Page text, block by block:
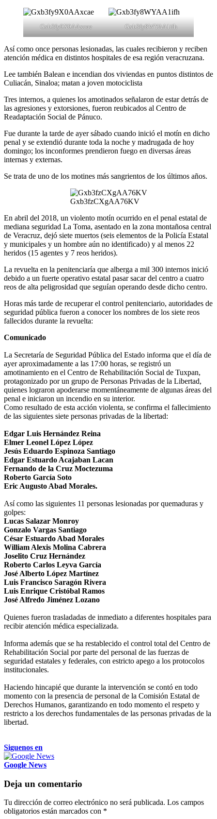
Gxb3fy9X0AAxcae Gxb3fy8WYAA1ifh
Así como once personas lesionadas, las cuales recibieron y reciben
atención médica en distintos hospitales de esa región veracruzana.
Lee también Balean e incendian dos viviendas en puntos distintos de
Culiacán, Sinaloa; matan a joven motociclista
Tres internos, a quienes los amotinados señalaron de estar detrás de
las agresiones y extorsiones, fueron reubicados al Centro de
Readaptación Social de Pánuco.
Fue durante la tarde de ayer sábado cuando inició el motín en dicho
penal y se extendió durante toda la noche y madrugada de hoy
domingo; los inconformes prendieron fuego en diversas áreas
internas y externas.
Se trata de uno de los motines más sangrientos de los últimos años.
Gxb3fzCXgAA76KV
En abril del 2018, un violento motín ocurrido en el penal estatal de
mediana seguridad La Toma, asentado en la zona montañosa central
de Veracruz, dejó siete muertos (seis elementos de la Policía Estatal
y municipales y un hombre aún no identificado) y al menos 22
heridos (15 agentes y 7 reos heridos).
La revuelta en la penitenciaría que alberga a mil 300 internos inició
debido a un fuerte operativo estatal pasar sacar del centro a cuatro
reos de alta peligrosidad que seguían operando desde dicho centro.
Horas más tarde de recuperar el control penitenciario, autoridades de
seguridad pública fueron a conocer los nombres de los siete reos
fallecidos durante la revuelta:
Comunicado
La Secretaría de Seguridad Pública del Estado informa que el día de
ayer aproximadamente a las 17:00 horas, se registró un
amotinamiento en el Centro de Rehabilitación Social de Tuxpan,
protagonizado por un grupo de Personas Privadas de la Libertad,
quienes lograron apoderarse momentáneamente de algunas áreas del
penal e iniciaron un incendio en su interior.
Como resultado de esta acción violenta, se confirma el fallecimiento
de las siguientes siete personas privadas de la libertad:
Edgar Luis Hernández Reina
Elmer Leonel López López
Jesús Eduardo Espinoza Santiago
Edgar Estuardo Acajaban Lacan
Fernando de la Cruz Moctezuma
Roberto García Soto
Eric Augusto Abad Morales.
Así como las siguientes 11 personas lesionadas por quemaduras y
golpes:
Lucas Salazar Monroy
Gonzalo Vargas Santiago
César Estuardo Abad Morales
William Alexis Molina Cabrera
Joselito Cruz Hernández
Roberto Carlos Leyva García
José Alberto López Martínez
Luis Francisco Saragón Rivera
Luis Enrique Cristóbal Ramos
José Alfredo Jiménez Lozano
Quienes fueron trasladadas de inmediato a diferentes hospitales para
recibir atención médica especializada.
Informa además que se ha restablecido el control total del Centro de
Rehabilitación Social por parte del personal de las fuerzas de
seguridad estatales y federales, con estricto apego a los protocolos
institucionales.
Haciendo hincapié que durante la intervención se contó en todo
momento con la presencia de personal de la Comisión Estatal de
Derechos Humanos, garantizando en todo momento el respeto y
restricto a los derechos fundamentales de las personas privadas de la
libertad.
Siguenos en
Google News
Deja un comentario
Tu dirección de correo electrónico no será publicada. Los campos
obligatorios están marcados con *